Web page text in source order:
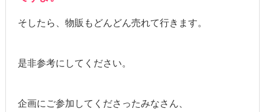
そしたら、物販もどんどん売れて行きます。
是非参考にしてください。
企画にご参加してくださったみなさん、